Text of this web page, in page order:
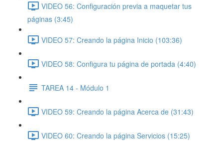
VIDEO 56: Configuración previa a maquetar tus
páginas (3:45)
VIDEO 57: Creando la página Inicio (103:36)
VIDEO 58: Configura tu página de portada (4:40)
TAREA 14 - Módulo 1
VIDEO 59: Creando la página Acerca de (31:43)
VIDEO 60: Creando la página Servicios (15:25)